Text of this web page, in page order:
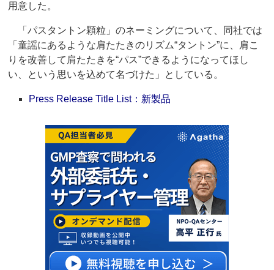
用意した。
「パスタントン顆粒」のネーミングについて、同社では
「童謡にあるような肩たたきのリズム“タントン”に、肩こ
りを改善して肩たたきを“パス”できるようになってほし
い、という思いを込めて名づけた」としている。
Press Release Title List：新製品